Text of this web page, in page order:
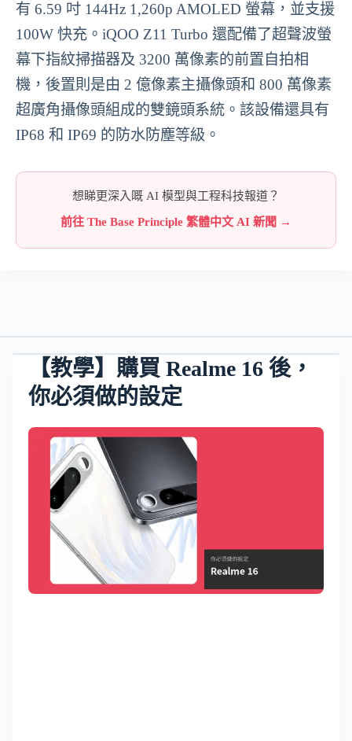
有 6.59 吋 144Hz 1,260p AMOLED 螢幕，並支援
100W 快充。iQOO Z11 Turbo 還配備了超聲波螢
幕下指紋掃描器及 3200 萬像素的前置自拍相
機，後置則是由 2 億像素主攝像頭和 800 萬像素
超廣角攝像頭組成的雙鏡頭系統。該設備還具有
IP68 和 IP69 的防水防塵等級。
想睇更深入嘅 AI 模型與工程科技報道？
前往 The Base Principle 繁體中文 AI 新聞 →
【教學】購買 Realme 16 後，
你必須做的設定